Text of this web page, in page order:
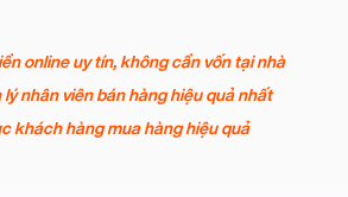
online uy tín, không cần vốn tại nhà
nhân viên bán hàng hiệu quả nhất
khách hàng mua hàng hiệu quả